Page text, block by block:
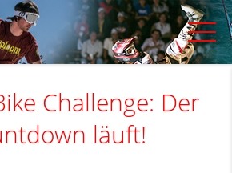
Challenge: Der
läuft!